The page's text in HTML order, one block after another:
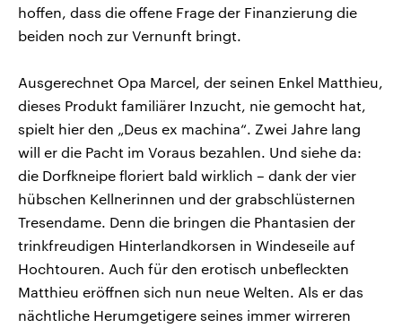
hoffen, dass die offene Frage der Finanzierung die
beiden noch zur Vernunft bringt.
Ausgerechnet Opa Marcel, der seinen Enkel Matthieu,
dieses Produkt familiärer Inzucht, nie gemocht hat,
spielt hier den „Deus ex machina“. Zwei Jahre lang
will er die Pacht im Voraus bezahlen. Und siehe da:
die Dorfkneipe floriert bald wirklich – dank der vier
hübschen Kellnerinnen und der grabschlüsternen
Tresendame. Denn die bringen die Phantasien der
trinkfreudigen Hinterlandkorsen in Windeseile auf
Hochtouren. Auch für den erotisch unbefleckten
Matthieu eröffnen sich nun neue Welten. Als er das
nächtliche Herumgetigere seines immer wirreren